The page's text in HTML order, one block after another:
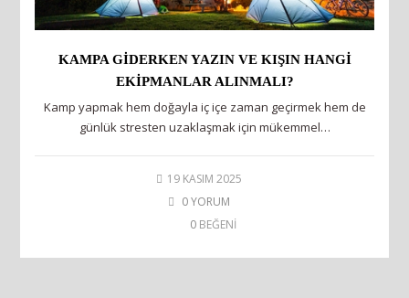
KAMPA GIDERKEN YAZIN VE KIŞIN HANGI
EKIPMANLAR ALINMALI?
Kamp yapmak hem doğayla iç içe zaman geçirmek hem de
günlük stresten uzaklaşmak için mükemmel…
19 KASIM 2025
0 YORUM
0BEĞENİ